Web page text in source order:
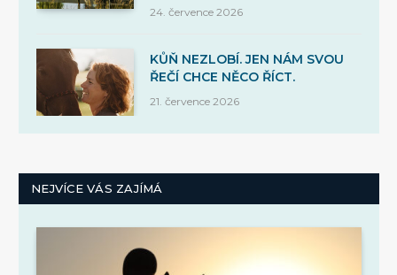
24. července 2026
KŮŇ NEZLOBÍ. JEN NÁM SVOU
ŘEČÍ CHCE NĚCO ŘÍCT.
21. července 2026
NEJVÍCE VÁS ZAJÍMÁ